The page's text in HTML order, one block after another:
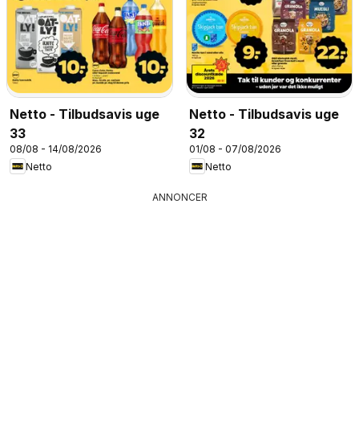
Netto - Tilbudsavis uge
33
08/08 - 14/08/2026
Netto
Netto - Tilbudsavis uge
32
01/08 - 07/08/2026
Netto
ANNONCER